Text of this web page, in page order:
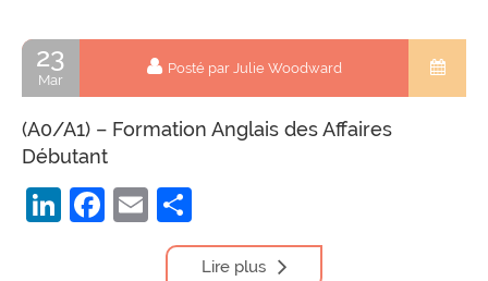
23
Mar
Posté par Julie Woodward
(A0/A1) – Formation Anglais des Affaires
Débutant
LinkedIn
Facebook
Email
Lire plus